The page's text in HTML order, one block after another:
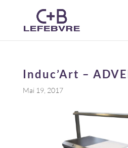
Induc’Art –
Mai 19, 2017